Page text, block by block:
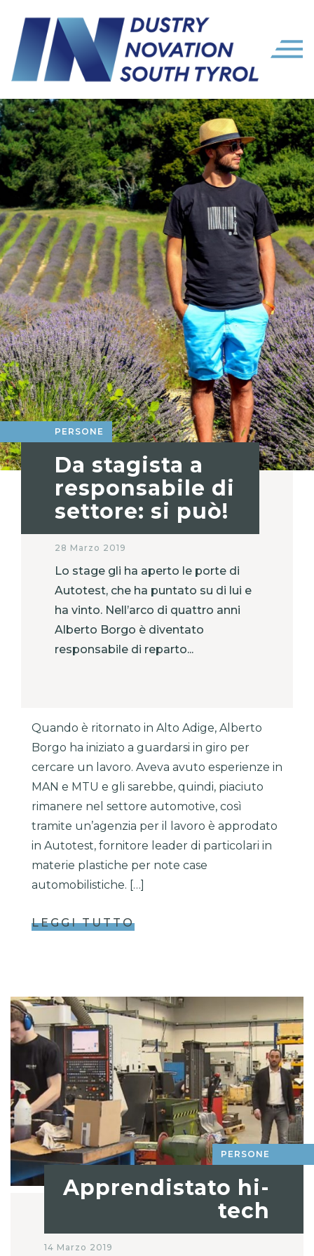
PERSONE
Da stagista a
responsabile di
settore: si può!
28 Marzo 2019
Lo stage gli ha aperto le porte di
Autotest, che ha puntato su di lui e
ha vinto. Nell’arco di quattro anni
Alberto Borgo è diventato
responsabile di reparto...
Quando è ritornato in Alto Adige, Alberto
Borgo ha iniziato a guardarsi in giro per
cercare un lavoro. Aveva avuto esperienze in
MAN e MTU e gli sarebbe, quindi, piaciuto
rimanere nel settore automotive, così
tramite un’agenzia per il lavoro è approdato
in Autotest, fornitore leader di particolari in
materie plastiche per note case
automobilistiche. […]
LEGGI TUTTO
PERSONE
Apprendistato hi-
tech
14 Marzo 2019